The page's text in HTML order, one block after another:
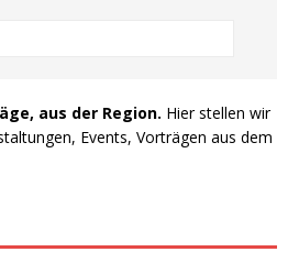
aus der Region. Hier stellen wir
Events, Vorträgen aus dem